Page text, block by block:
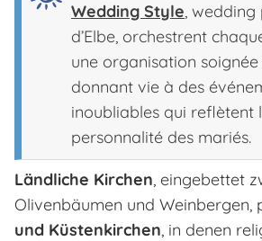
Wedding Style, wedding
d’Elbe, orchestrent
une organisation
donnant vie à des
inoubliables qui reflètent
personnalité des mariés.
Ländliche Kirchen, eingebettet
Olivenbäumen und Weinbergen,
und Küstenkirchen, in denen